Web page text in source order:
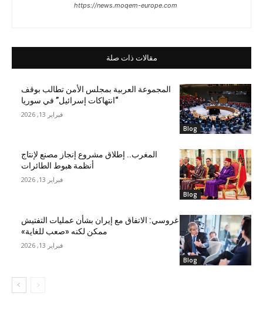
https://news.moqem-europe.com
مقالات ذات صلة
Blog
المجموعة العربية بمجلس الأمن تطالب بوقف
“انتهاكات إسرائيل” في سوريا
فبراير 13, 2026
Blog
المغرب.. إطلاق مشروع إنجاز مصنع لإنتاج
أنظمة هبوط الطائرات
فبراير 13, 2026
Blog
غروسي: الاتفاق مع إيران بشأن عمليات التفتيش
ممكن لكنه «صعب للغاية»
فبراير 13, 2026